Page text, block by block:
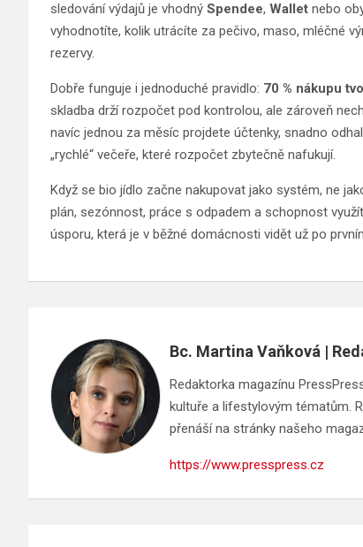
sledování výdajů je vhodný Spendee, Wallet nebo
vyhodnotíte, kolik utrácíte za pečivo, maso, mléčné
rezervy.
Dobře funguje i jednoduché pravidlo: 70 % nákupu
skladba drží rozpočet pod kontrolou, ale zároveň
navíc jednou za měsíc projdete účtenky, snadno
„rychlé“ večeře, které rozpočet zbytečně nafukují.
Když se bio jídlo začne nakupovat jako systém, ne
plán, sezónnost, práce s odpadem a schopnost
úsporu, která je v běžné domácnosti vidět už po
Bc. Martina Vaňková |
Redaktorka magazínu
kultuře a lifestylovým tématům.
přenáší na stránky našeho
https://www.presspress.cz